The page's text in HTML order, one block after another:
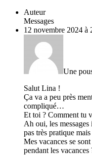
Auteur
Messages
12 novembre 2024 à
Une
Salut Lina !
Ça va a peu près
compliqué…
Et toi ? Comment tu
Ah oui, les messages
pas très pratique
Mes vacances se
pendant les vacances